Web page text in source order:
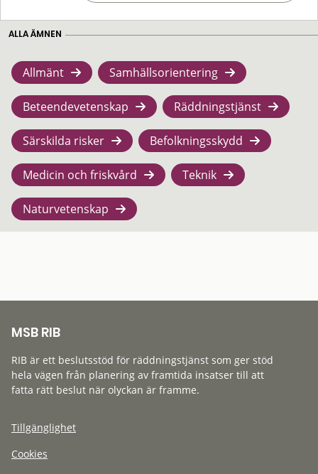
ALLA ÄMNEN
Allmänt Samhällsorientering
Beteendevetenskap Räddningstjänst
Särskilda risker Befolkningsskydd
Medicin och friskvård Teknik
Naturvetenskap
MSB RIB
RIB är ett beslutsstöd för räddningstjänst som ger stöd
hela vägen från planering av framtida insatser till att
fatta rätt beslut när olyckan är framme.
Tillgänglighet
Cookies